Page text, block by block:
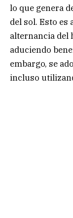
lo que genera
del sol. Esto es
alternancia del
aduciendo
embargo, se
incluso